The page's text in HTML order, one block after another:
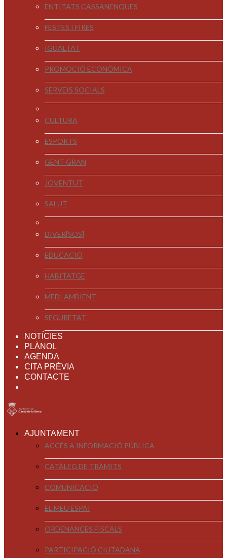
ENTITATS CASSANENQUES
FESTES I FIRES
IGUALTAT
PROMOCIÓ ECONÒMICA
SERVEIS SOCIALS
CULTURA
ESPORTS
GENT GRAN
JOVENTUT
SALUT
DIVER[SOS]
EDUCACIÓ
HABITATGE
MEDI AMBIENT
SEGURETAT
NOTÍCIES
PLÀNOL
AGENDA
CITA PRÈVIA
CONTACTE
AJUNTAMENT
ACCÉS A INFORMACIÓ PÚBLICA
CATÀLEG DE TRÀMITS
COMUNICACIÓ
EL MEU ESPAI
ORDENANCES FISCALS
PARTICIPACIÓ CIUTADANA